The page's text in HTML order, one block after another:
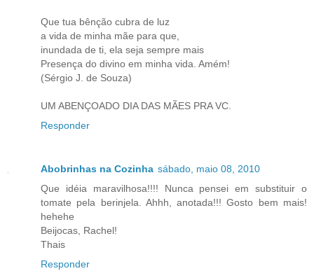
Que tua bênção cubra de luz
a vida de minha mãe para que,
inundada de ti, ela seja sempre mais
Presença do divino em minha vida. Amém!
(Sérgio J. de Souza)
UM ABENÇOADO DIA DAS MÃES PRA VC.
Responder
Abobrinhas na Cozinha sábado, maio 08, 2010
Que idéia maravilhosa!!!! Nunca pensei em substituir o
tomate pela berinjela. Ahhh, anotada!!! Gosto bem mais!
hehehe
Beijocas, Rachel!
Thais
Responder